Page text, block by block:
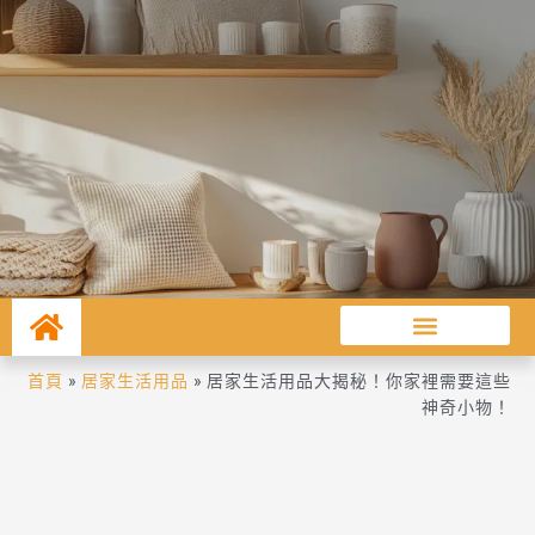
首頁 » 居家生活用品 » 居家生活用品大揭秘！你家裡需要這些
神奇小物！